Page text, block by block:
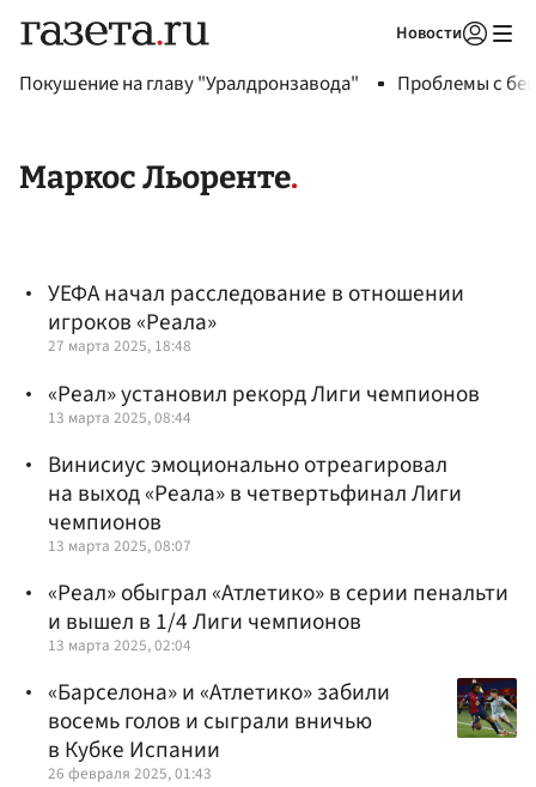
Новости
Покушение на главу "Уралдронзавода" Проблемы с
Маркос Льоренте
УЕФА начал расследование в отношении
игроков «Реала»
27 марта 2025, 18:48
«Реал» установил рекорд Лиги чемпионов
13 марта 2025, 08:44
Винисиус эмоционально отреагировал
на выход «Реала» в четвертьфинал Лиги
чемпионов
13 марта 2025, 08:07
«Реал» обыграл «Атлетико» в серии пенальти
и вышел в 1/4 Лиги чемпионов
13 марта 2025, 02:04
«Барселона» и «Атлетико» забили
восемь голов и сыграли вничью
в Кубке Испании
26 февраля 2025, 01:43